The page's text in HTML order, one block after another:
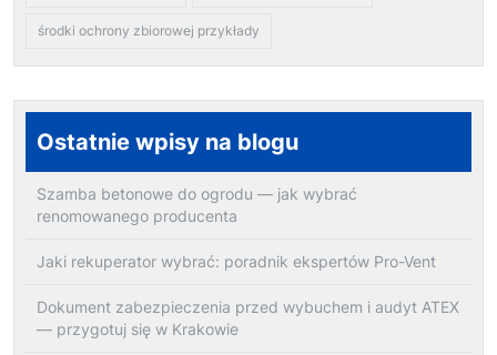
środki ochrony zbiorowej przykłady
Ostatnie wpisy na blogu
Szamba betonowe do ogrodu — jak wybrać
renomowanego producenta
Jaki rekuperator wybrać: poradnik ekspertów Pro-Vent
Dokument zabezpieczenia przed wybuchem i audyt ATEX
— przygotuj się w Krakowie